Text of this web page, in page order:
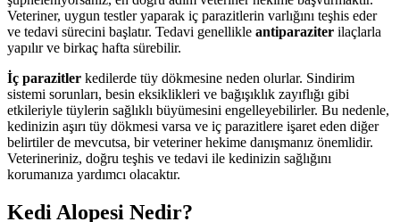
Veteriner, uygun testler yaparak iç parazitlerin varlığını teşhis eder
ve tedavi sürecini başlatır. Tedavi genellikle antiparaziter ilaçlarla
yapılır ve birkaç hafta sürebilir.
İç parazitler kedilerde tüy dökmesine neden olurlar. Sindirim
sistemi sorunları, besin eksiklikleri ve bağışıklık zayıflığı gibi
etkileriyle tüylerin sağlıklı büyümesini engelleyebilirler. Bu nedenle,
kedinizin aşırı tüy dökmesi varsa ve iç parazitlere işaret eden diğer
belirtiler de mevcutsa, bir veteriner hekime danışmanız önemlidir.
Veterineriniz, doğru teşhis ve tedavi ile kedinizin sağlığını
korumanıza yardımcı olacaktır.
Kedi Alopesi Nedir?